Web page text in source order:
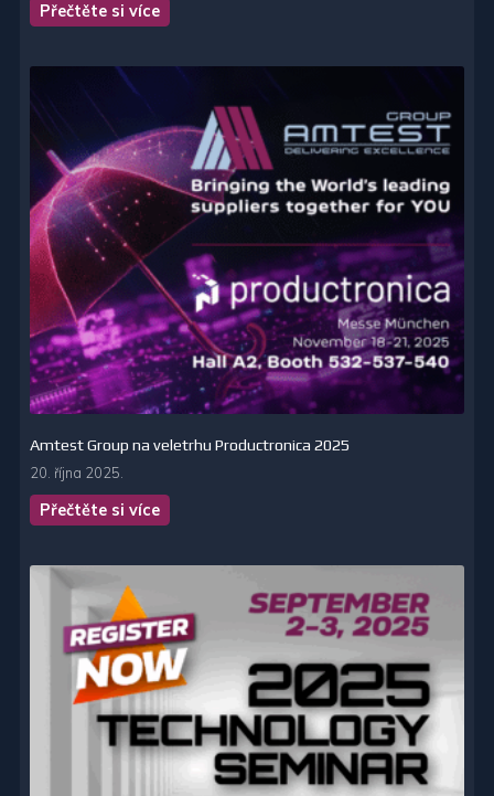
Přečtěte si více
Amtest Group na veletrhu Productronica 2025
20. října 2025.
Přečtěte si více